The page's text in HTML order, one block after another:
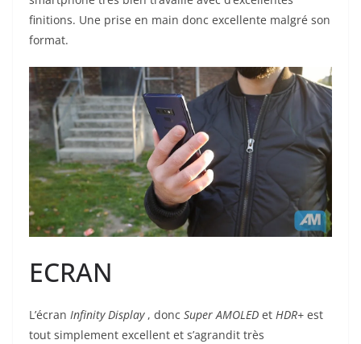
finitions. Une prise en main donc excellente malgré son
format.
ECRAN
L’écran Infinity Display , donc Super AMOLED et HDR+ est
tout simplement excellent et s’agrandit très